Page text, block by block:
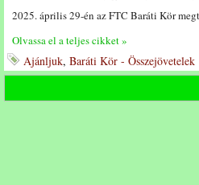
2025. április 29-én az FTC Baráti Kör
Olvassa el a teljes cikket »
Ajánljuk, Baráti Kör - Összejövetelek